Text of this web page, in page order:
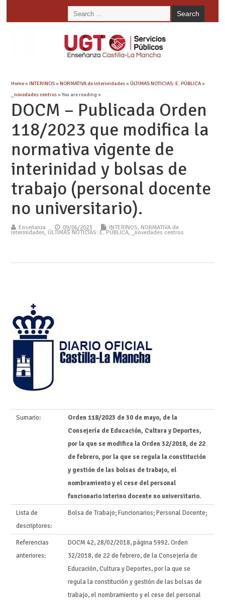
Home»INTERINOS»NORMATIVA de interinidades»ÚLTIMAS NOTICIAS: E. PÚBLICA»
_novedades centros» You are reading »
DOCM – Publicada Orden
118/2023 que modifica la
normativa vigente de
interinidad y bolsas de
trabajo (personal docente
no universitario).
Enseñanza 09/06/2023 INTERINOS, NORMATIVA de
interinidades, ÚLTIMAS NOTICIAS: E. PÚBLICA, _novedades centros
Sumario:
Orden 118/2023 de 30 de mayo, de la
Consejería de Educación, Cultura y Deportes,
por la que se modifica la Orden 32/2018, de 22
de febrero, por la que se regula la constitución
y gestión de las bolsas de trabajo, el
nombramiento y el cese del personal
funcionario interino docente no universitario.
Lista de
descriptores:
Bolsa de Trabajo; Funcionarios; Personal Docente;
Referencias
anteriores:
DOCM 42, 28/02/2018, página 5992. Orden
32/2018, de 22 de febrero, de la Consejería de
Educación, Cultura y Deportes, por la que se
regula la constitución y gestión de las bolsas de
trabajo, el nombramiento y el cese del personal